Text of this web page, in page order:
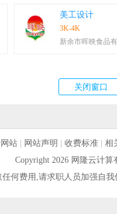
美工设计
3K-4K
新余市晖映食品
站 网站声明 |收费标准 |相
Copyright 2026 网隆云计
何费用,请求职人员加强自